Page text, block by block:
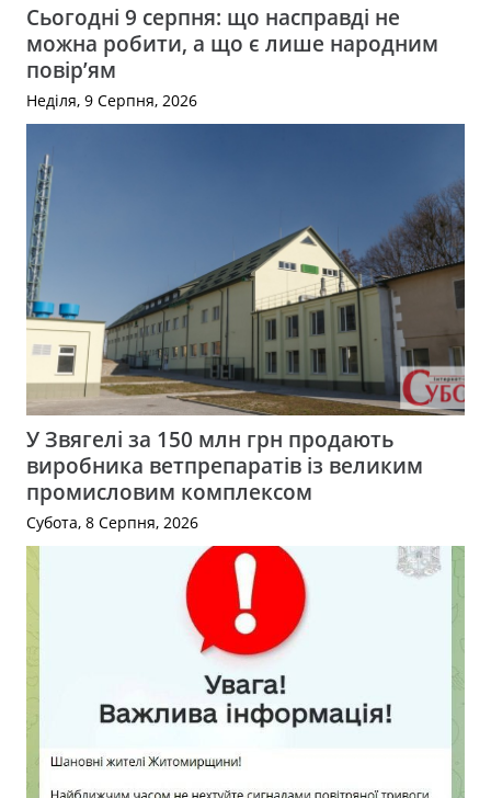
Сьогодні 9 серпня: що насправді не
можна робити, а що є лише народним
повір’ям
Неділя, 9 Серпня, 2026
У Звягелі за 150 млн грн продають
виробника ветпрепаратів із великим
промисловим комплексом
Субота, 8 Серпня, 2026